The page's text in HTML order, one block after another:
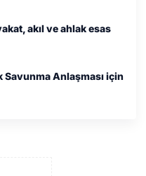
akıl ve ahlak esas
Savunma Anlaşması için